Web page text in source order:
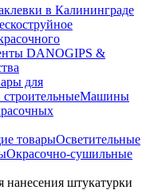
в Калининграде
DANOGIPS &
для
Машины
товарыОсветительные
Окрасочно-сушильные
штукатурки